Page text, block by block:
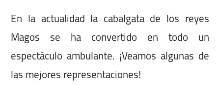
En la actualidad la cabalgata de los reyes
Magos se ha convertido en todo un
espectáculo ambulante. ¡Veamos algunas de
las mejores representaciones!